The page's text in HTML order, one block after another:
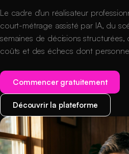
Le cadre d'un réalisateur
court-métrage assisté par IA, du
semaines de décisions
coûts et des échecs dont
Commencer gratuitement
Découvrir la plateforme